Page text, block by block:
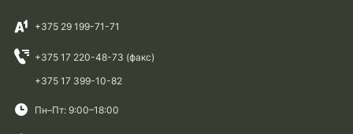
+375 29 199-71-71
+375 17 220-48-73 (факс)
+375 17 399-10-82
Пн–Пт: 9:00–18:00